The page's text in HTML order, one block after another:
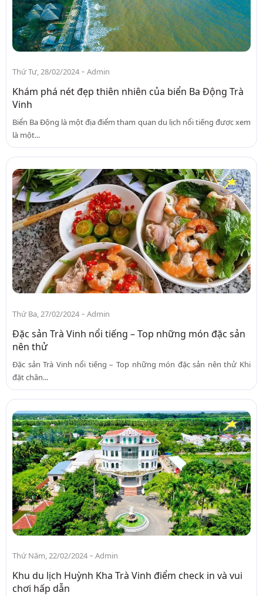
Thứ Tư, 28/02/2024 - Admin
Khám phá nét đẹp thiên nhiên của biển Ba Động Trà
Vinh
Biển Ba Động là một địa điểm tham quan du lịch nổi tiếng được xem
là một...
Thứ Ba, 27/02/2024 - Admin
Đặc sản Trà Vinh nổi tiếng – Top những món đặc sản
nên thử
Đặc sản Trà Vinh nổi tiếng – Top những món đặc sản nên thử Khi
đặt chân...
Thứ Năm, 22/02/2024 - Admin
Khu du lịch Huỳnh Kha Trà Vinh điểm check in và vui
chơi hấp dẫn